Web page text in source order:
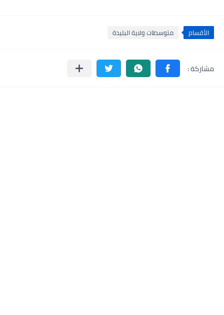
الأقسام متوسطات ولاية البليدة